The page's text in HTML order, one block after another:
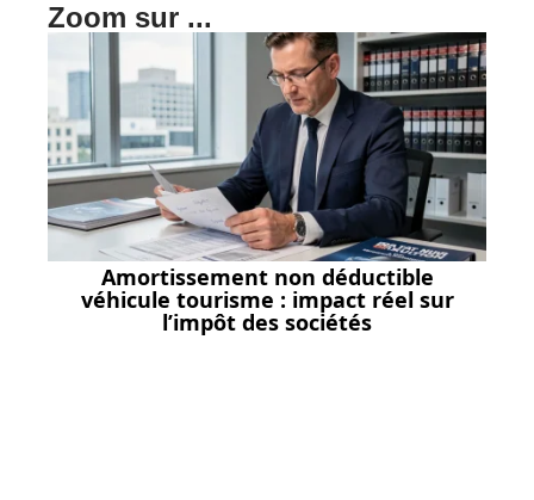
Zoom sur ...
Amortissement non déductible
véhicule tourisme : impact réel sur
l’impôt des sociétés